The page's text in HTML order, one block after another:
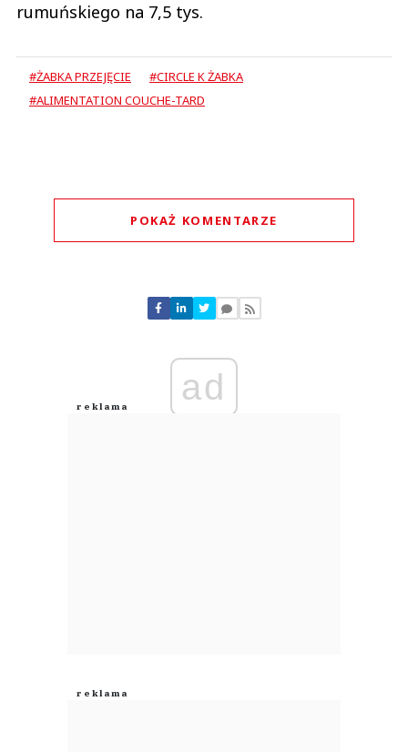
rumuńskiego na 7,5 tys.
#ŻABKA PRZEJĘCIE
#CIRCLE K ŻABKA
#ALIMENTATION COUCHE-TARD
POKAŻ KOMENTARZE
Nie znaleziono komentarzy
Zostaw swoje komentarze
Anuluj
ad